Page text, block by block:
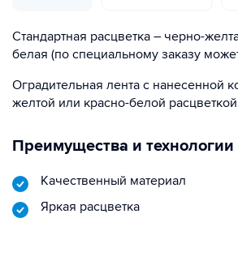
Стандартная расцветка – черно-
белая (по специальному заказу
Оградительная лента с нанесенной
желтой или красно-белой
Преимущества и технологии
Качественный материал
Яркая расцветка